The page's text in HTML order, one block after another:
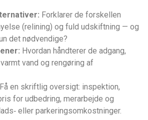
Forklarer de forskellen
(relining) og fuld udskiftning — og
det nødvendige?
Hvordan håndterer de adgang,
vand og rengøring af
Få en skriftlig oversigt: inspektion,
for udbedring, merarbejde og
eller parkeringsomkostninger.